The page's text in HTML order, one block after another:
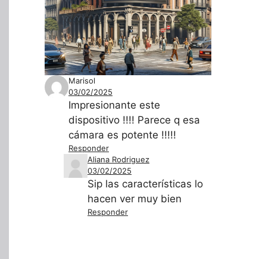
Marisol
03/02/2025
Impresionante este
dispositivo !!!! Parece q esa
cámara es potente !!!!!
Responder
Aliana Rodriguez
03/02/2025
Sip las características lo
hacen ver muy bien
Responder